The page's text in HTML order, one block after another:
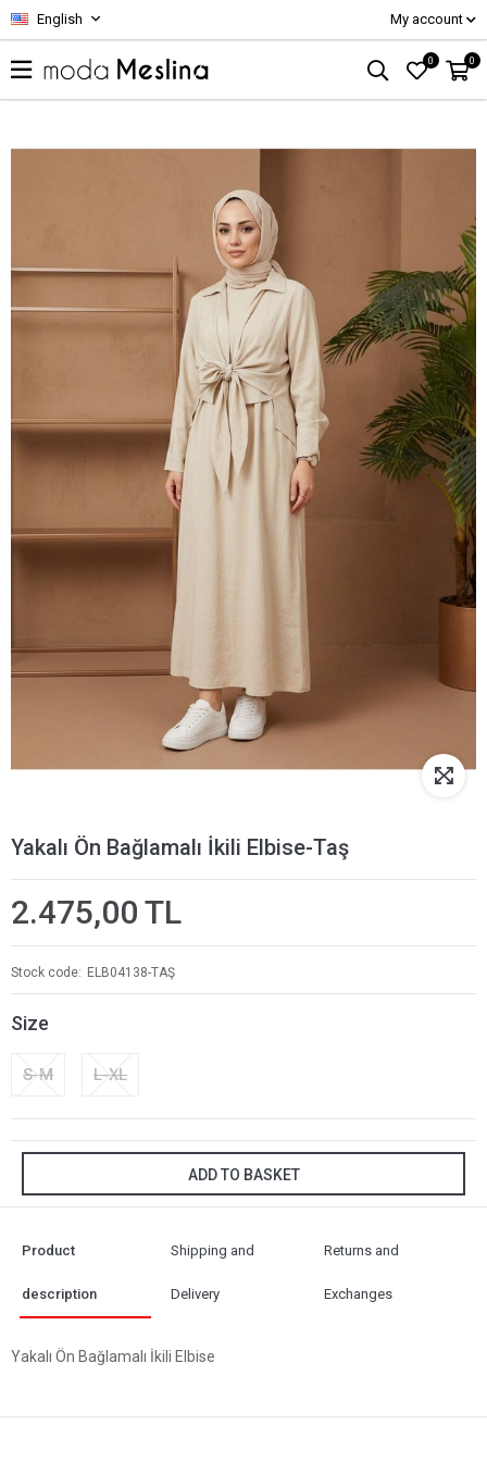
English My account
0 0
Yakalı Ön Bağlamalı İkili Elbise-Taş
2.475,00 TL
Stock code ELB04138-TAŞ
Size
S-M L-XL
ADD TO BASKET
Product
description
Shipping and
Delivery
Returns and
Exchanges
Yakalı Ön Bağlamalı İkili Elbise